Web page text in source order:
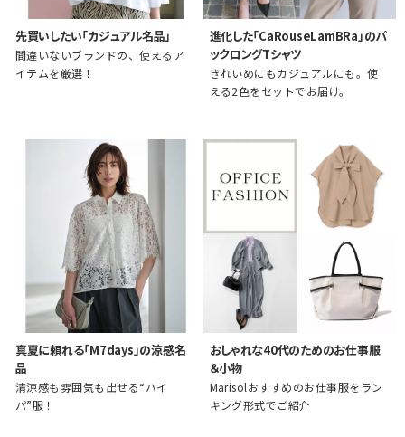
先買いしたい「カジュアル名品」
間違いないブランドの、使えるア
イテムを厳選！
進化した「CaRouseLamBRa」のパ
ックロングTシャツ
きれいめにもカジュアルにも。使
える2色をセットでお届け。
真夏に頼れる「M7days」の涼感名
品
清涼感も雰囲気も出せる“ハイ
パ”服！
おしゃれな40代のためのお仕事服
＆小物
Marisolおすすめのお仕事服をラン
キング形式でご紹介